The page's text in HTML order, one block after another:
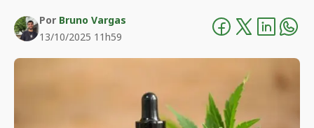
Por Bruno Vargas
13/10/2025 11h59